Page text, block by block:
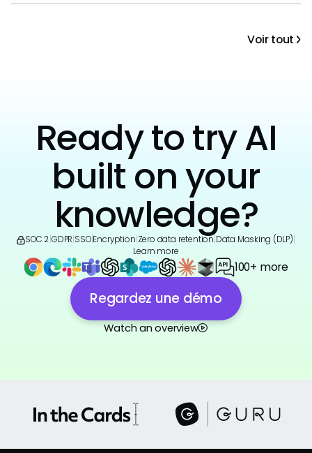
Voir tout
Ready to try AI
built on your
knowledge?
SOC 2 GDPR SSO|Encryption Zero data retention Data Masking (DLP)
Learn more
100+ more
Regardez une démo
Watch an overview